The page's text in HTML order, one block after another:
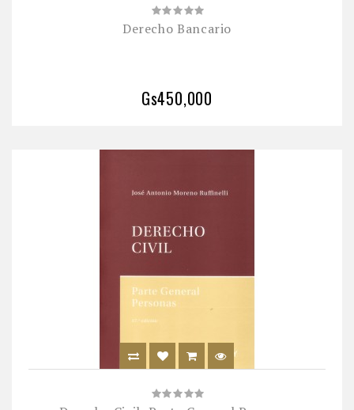
Derecho Bancario
Gs450,000